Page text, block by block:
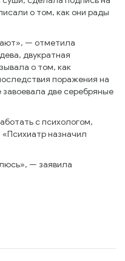
о том, как они рады
— отметила
двукратная
о том, как
поражения на
две серебряные
с психологом,
«Психиатр назначил
— заявила